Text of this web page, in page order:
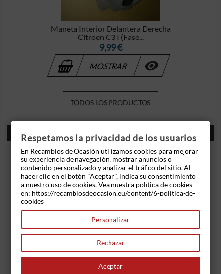
Maneta Interior Delantera Derecha
Citroen C3 I (Fase...
Precio
9,99 €
MOSTRAR 
TODOS LOS PRODUCTOS
MARCAS
Respetamos la privacidad de los usuarios
En Recambios de Ocasión utilizamos cookies para mejorar
su experiencia de navegación, mostrar anuncios o
contenido personalizado y analizar el tráfico del sitio. Al
hacer clic en el botón "Aceptar", indica su consentimiento
a nuestro uso de cookies. Vea nuestra política de cookies
en: https://recambiosdeocasion.eu/content/6-politica-de-
cookies
Personalizar
Rechazar
Aceptar